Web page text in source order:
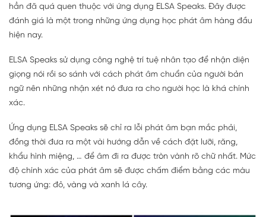
hẳn đã quá quen thuộc với ứng dụng ELSA Speaks. Đây được
đánh giá là một trong những ứng dụng học phát âm hàng đầu
hiện nay.
ELSA Speaks sử dụng công nghệ trí tuệ nhân tạo để nhận diện
giọng nói rồi so sánh với cách phát âm chuẩn của người bản
ngữ nên những nhận xét nó đưa ra cho người học là khá chính
xác.
Ứng dụng ELSA Speaks sẽ chỉ ra lỗi phát âm bạn mắc phải,
đồng thời đưa ra một vài hướng dẫn về cách đặt lưỡi, răng,
khẩu hình miệng, … để âm đi ra được tròn vành rõ chữ nhất. Mức
độ chính xác của phát âm sẽ được chấm điểm bằng các màu
tương ứng: đỏ, vàng và xanh lá cây.